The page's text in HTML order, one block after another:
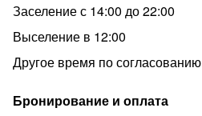
Заселение с 14:00 до 22:00
Выселение в 12:00
Другое время по согласованию
Бронирование и оплата